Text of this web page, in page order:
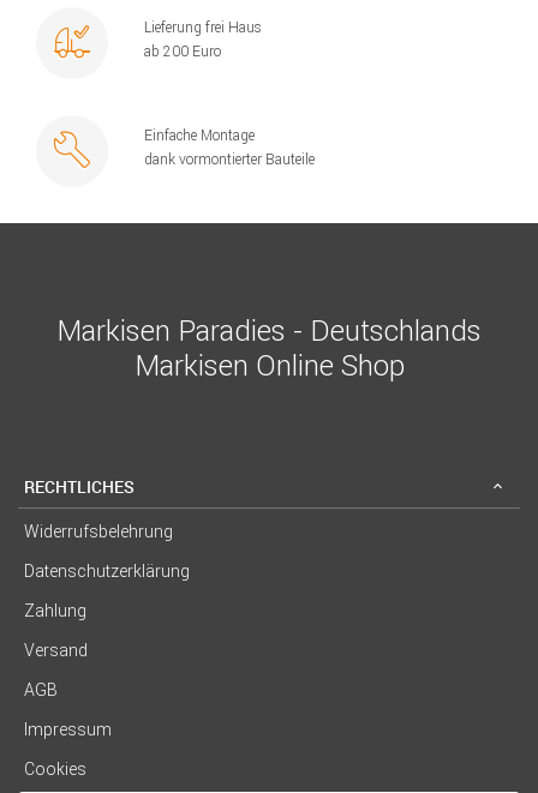
Lieferung frei Haus
ab 200 Euro
Einfache Montage
dank vormontierter Bauteile
Markisen Paradies - Deutschlands
Markisen Online Shop
RECHTLICHES
Widerrufsbelehrung
Datenschutzerklärung
Zahlung
Versand
AGB
Impressum
Cookies